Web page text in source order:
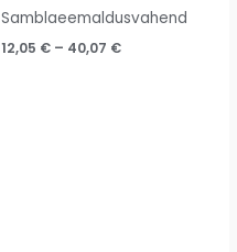
Samblaeemaldusvahend
12,05 € – 40,07 €